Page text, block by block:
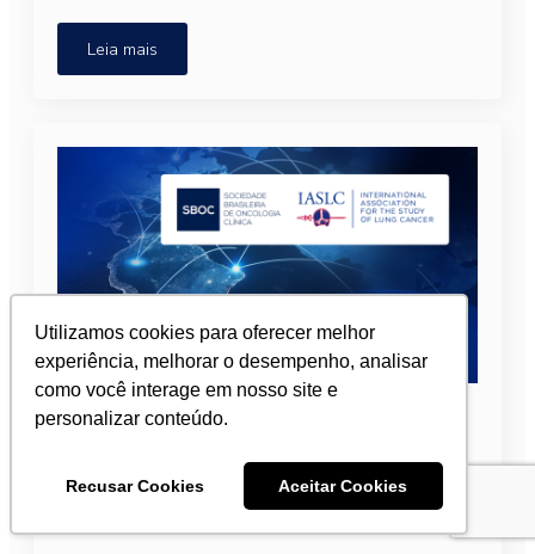
Utilizamos cookies para oferecer melhor
experiência, melhorar o desempenho, analisar
como você interage em nosso site e
personalizar conteúdo.
Recusar Cookies Aceitar Cookies
Leia mais
SBOC e IASLC renovam parceria
internacional contra o câncer de